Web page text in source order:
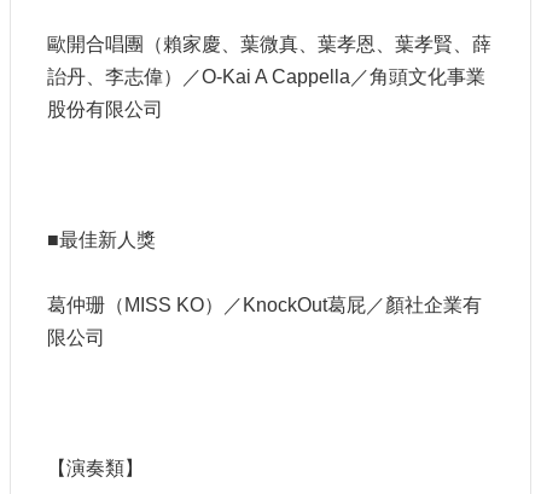
歐開合唱團（賴家慶、葉微真、葉孝恩、葉孝賢、薛
詒丹、李志偉）／O-Kai A Cappella／角頭文化事業
股份有限公司
■最佳新人獎
葛仲珊（MISS KO）／KnockOut葛屁／顏社企業有
限公司
【演奏類】